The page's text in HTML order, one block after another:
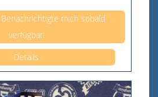
mich sobald
verfügbar!
Details